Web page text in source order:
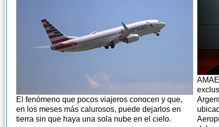
El fenómeno que pocos viajeros conocen y que,
en los meses más calurosos, puede dejarlos en
tierra sin que haya una sola nube en el cielo.